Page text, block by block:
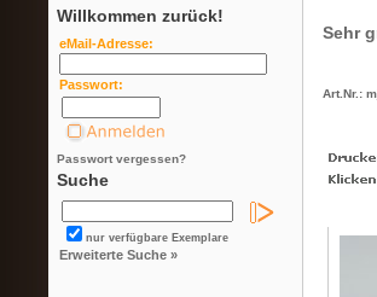
Willkommen zurück!
eMail-Adresse:
Passwort:
Passwort vergessen?
Suche
nur verfügbare Exemplare
Erweiterte Suche »
Sehr
Art.Nr.: